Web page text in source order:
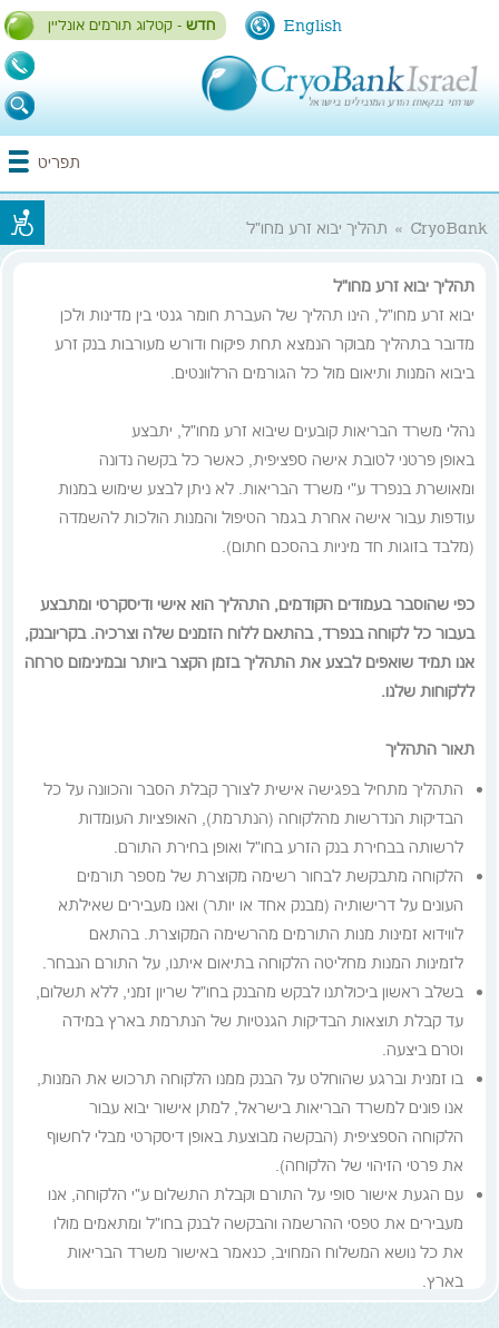
English חדש- קטלוג תורמים אונליין
תפריט
CryoBank
» תהליך יבוא זרע מחו"ל
תהליך יבוא זרע מחו"ל
יבוא זרע מחו"ל, הינו תהליך של העברת חומר גנטי בין מדינות ולכן
מדובר בתהליך מבוקר הנמצא תחת פיקוח ודורש מעורבות בנק זרע
ביבוא המנות ותיאום מול כל הגורמים הרלוונטים.
נהלי משרד הבריאות קובעים שיבוא זרע מחו"ל, יתבצע
באופן פרטני לטובת אישה ספציפית, כאשר כל בקשה נדונה
ומאושרת בנפרד ע"י משרד הבריאות. לא ניתן לבצע שימוש במנות
עודפות עבור אישה אחרת בגמר הטיפול והמנות הולכות להשמדה
(מלבד בזוגות חד מיניות בהסכם חתום).
כפי שהוסבר בעמודים הקודמים, התהליך הוא אישי ודיסקרטי ומתבצע
בעבור כל לקוחה בנפרד, בהתאם ללוח הזמנים שלה וצרכיה. בקריובנק,
אנו תמיד שואפים לבצע את התהליך בזמן הקצר ביותר ובמינימום טרחה
ללקוחות שלנו.
תאור התהליך
התהליך מתחיל בפגישה אישית לצורך קבלת הסבר והכוונה על כל
הבדיקות הנדרשות מהלקוחה (הנתרמת), האופציות העומדות
לרשותה בבחירת בנק הזרע בחו"ל ואופן בחירת התורם.
הלקוחה מתבקשת לבחור רשימה מקוצרת של מספר תורמים
העונים על דרישותיה (מבנק אחד או יותר) ואנו מעבירים שאילתא
לווידוא זמינות מנות התורמים מהרשימה המקוצרת. בהתאם
לזמינות המנות מחליטה הלקוחה בתיאום איתנו, על התורם הנבחר.
בשלב ראשון ביכולתנו לבקש מהבנק בחו"ל שריון זמני, ללא תשלום,
עד קבלת תוצאות הבדיקות הגנטיות של הנתרמת בארץ במידה
וטרם ביצעה.
בו זמנית וברגע שהוחלט על הבנק ממנו הלקוחה תרכוש את המנות,
אנו פונים למשרד הבריאות בישראל, למתן אישור יבוא עבור
הלקוחה הספציפית (הבקשה מבוצעת באופן דיסקרטי מבלי לחשוף
את פרטי הזיהוי של הלקוחה).
עם הגעת אישור סופי על התורם וקבלת התשלום ע"י הלקוחה, אנו
מעבירים את טפסי ההרשמה והבקשה לבנק בחו"ל ומתאמים מולו
את כל נושא המשלוח המחויב, כנאמר באישור משרד הבריאות
בארץ.
לאחר קבלת האישור ממשרד הבריאות המנות, נשלחות לישראל